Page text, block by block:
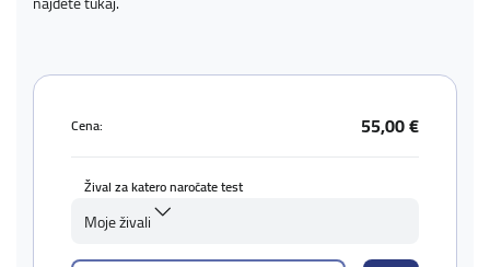
Cena: 55,00 €
Žival za katero naročate test
Moje živali